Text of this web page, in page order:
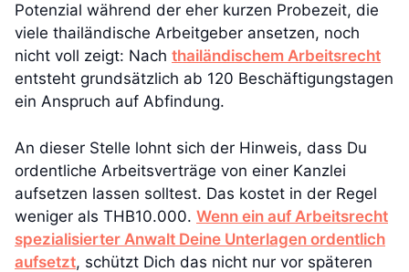
Potenzial während der eher kurzen Probezeit, die
viele thailändische Arbeitgeber ansetzen, noch
nicht voll zeigt: Nach thailändischem Arbeitsrecht
entsteht grundsätzlich ab 120 Beschäftigungstagen
ein Anspruch auf Abfindung.
An dieser Stelle lohnt sich der Hinweis, dass Du
ordentliche Arbeitsverträge von einer Kanzlei
aufsetzen lassen solltest. Das kostet in der Regel
weniger als THB10.000. Wenn ein auf Arbeitsrecht
spezialisierter Anwalt Deine Unterlagen ordentlich
aufsetzt, schützt Dich das nicht nur vor späteren